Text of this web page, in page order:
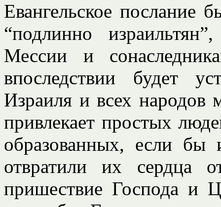
Евангельское послание
“подлинно
Мессии и
впоследствии будет
Израиля и всех народов
привлекает простых
образованных, если
отвратили их сердца
пришествие Господа и